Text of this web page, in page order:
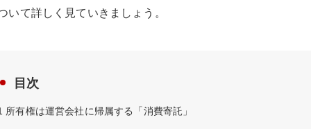
いて詳しく見ていきましょう。
目次
所有権は運営会社に帰属する「消費寄託」